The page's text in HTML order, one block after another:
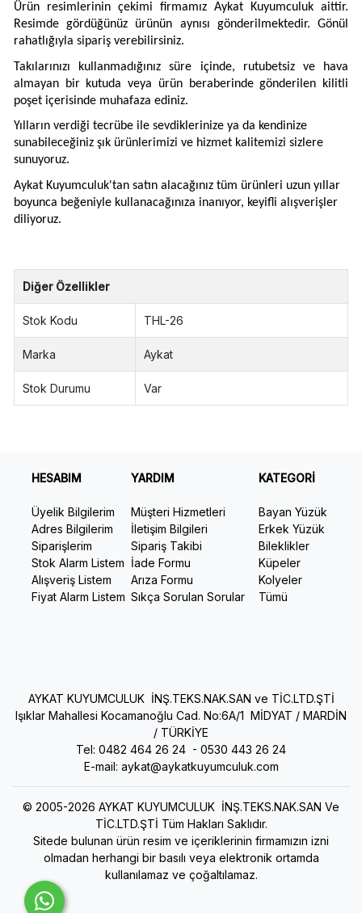
Ürün resimlerinin çekimi firmamız Aykat Kuyumculuk aittir.
Resimde gördüğünüz ürünün aynısı gönderilmektedir. Gönül
rahatlığıyla sipariş verebilirsiniz.
Takılarınızı kullanmadığınız süre içinde, rutubetsiz ve hava
almayan bir kutuda veya ürün beraberinde gönderilen kilitli
poşet içerisinde muhafaza ediniz.
Yılların verdiği tecrübe ile sevdiklerinize ya da kendinize
sunabileceğiniz şık ürünlerimizi ve hizmet kalitemizi sizlere
sunuyoruz.
Aykat Kuyumculuk'tan satın alacağınız tüm ürünleri uzun yıllar
boyunca beğeniyle kullanacağınıza inanıyor, keyifli alışverişler
diliyoruz.
Diğer Özellikler
Stok Kodu THL-26
Marka Aykat
Stok Durumu Var
HESABIM
Üyelik Bilgilerim
Adres Bilgilerim
Siparişlerim
Stok Alarm Listem
Alışveriş Listem
Fiyat Alarm Listem
YARDIM
Müşteri Hizmetleri
İletişim Bilgileri
Sipariş Takibi
İade Formu
Arıza Formu
Sıkça Sorulan Sorular
KATEGORİ
Bayan Yüzük
Erkek Yüzük
Bileklikler
Küpeler
Kolyeler
Tümü
AYKAT KUYUMCULUK İNŞ.TEKS.NAK.SAN ve TİC.LTD.ŞTİ
Işıklar Mahallesi Kocamanoğlu Cad. No:6A/1 MİDYAT / MARDİN
/ TÜRKİYE
Tel: 0482 464 26 24 - 0530 443 26 24
E-mail: aykat@aykatkuyumculuk.com
© 2005-2026 AYKAT KUYUMCULUK İNŞ.TEKS.NAK.SAN Ve
TİC.LTD.ŞTİ Tüm Hakları Saklıdır.
Sitede bulunan ürün resim ve içeriklerinin firmamızın izni
olmadan herhangi bir basılı veya elektronik ortamda
kullanılamaz ve çoğaltılamaz.